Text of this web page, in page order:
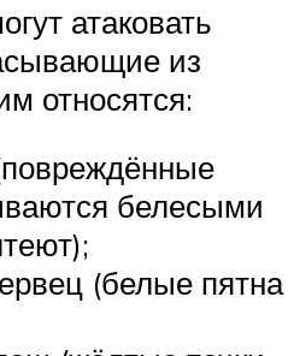
атаковать
из
относятся:
белесыми
(белые пятна